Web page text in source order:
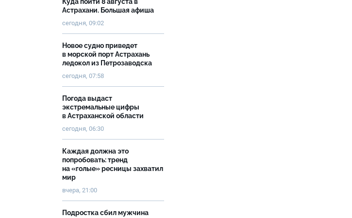
Астрахани. Большая афиша
сегодня, 09:02
Новое судно приведет
в морской порт Астрахань
ледокол из Петрозаводска
сегодня, 07:58
Погода выдаст
экстремальные цифры
в Астраханской области
сегодня, 06:30
Каждая должна это
попробовать: тренд
на «голые» ресницы захватил
мир
вчера, 21:00
Подростка сбил мужчина